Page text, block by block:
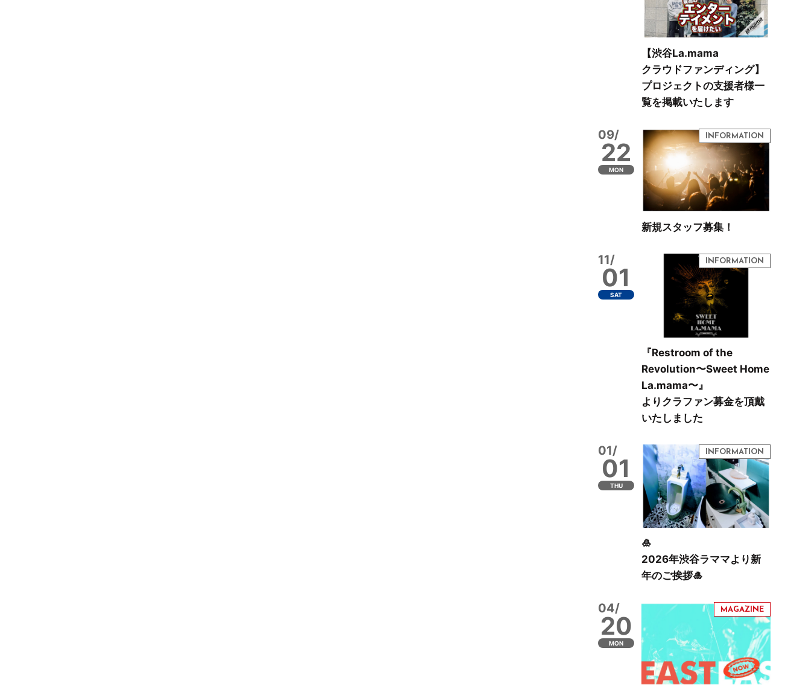
【渋谷La.mama
クラウドファンディング】
プロジェクトの支援者様一
覧を掲載いたします
09/
22
MON
新規スタッフ募集！
11/
01
SAT
『Restroom of the
Revolution〜Sweet Home
La.mama〜』
よりクラファン募金を頂戴
いたしました
01/
01
THU
🎍
2026年渋谷ラママより新
年のご挨拶🎍
04/
20
MON